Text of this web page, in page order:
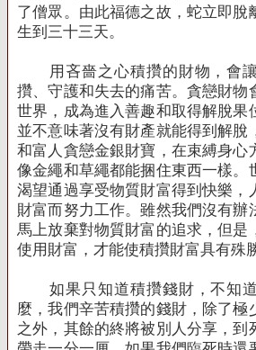
了僧眾。由此福德之故，蛇立即脫
生到三十三天。
用吝嗇之心積攢的財物，會讓
攢、守護和失去的痛苦。貪戀財物
世界，成為進入善趣和取得解脫果
並不意味著沒有財產就能得到解脫
和富人貪戀金銀財寶，在束縛身心
像金繩和草繩都能捆住東西一樣。
渴望通過享受物質財富得到快樂，
財富而努力工作。雖然我們沒有辦
馬上放棄對物質財富的追求，但是
使用財富，才能使積攢財富具有殊
如果只知道積攢錢財，不知道
麼，我們辛苦積攢的錢財，除了極
之外，其餘的終將被別人分享，到